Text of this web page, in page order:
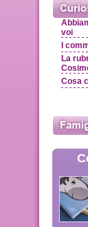
voi
I
La
Cosa